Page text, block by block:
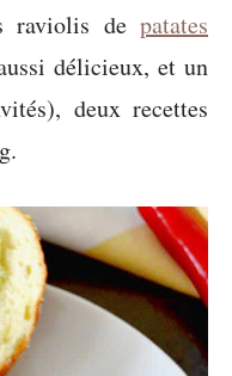
raviolis de patates
délicieux, et un
deux recettes